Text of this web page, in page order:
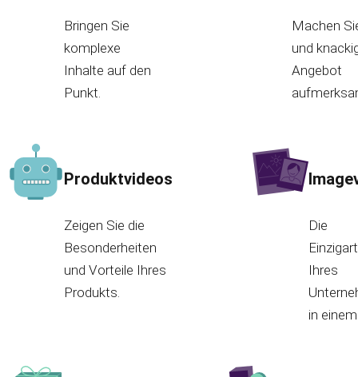
Bringen Sie
komplexe
Inhalte auf den
Punkt.
Machen
und
Angebot
Produktvideos
Zeigen Sie die
Besonderheiten
und Vorteile Ihres
Produkts.
Die
Ihres
in